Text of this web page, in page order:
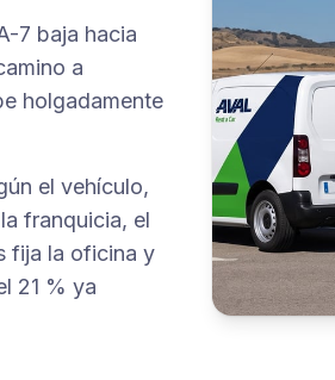
7 baja hacia
a
holgadamente
el vehículo,
franquicia, el
fija la oficina y
21 % ya